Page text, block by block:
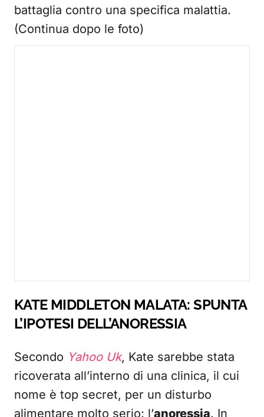
battaglia contro una specifica malattia.
(Continua dopo le foto)
KATE MIDDLETON MALATA: SPUNTA
L’IPOTESI DELL’ANORESSIA
Secondo Yahoo Uk, Kate sarebbe stata
ricoverata all’interno di una clinica, il cui
nome è top secret, per un disturbo
alimentare molto serio: l’anoressia. In